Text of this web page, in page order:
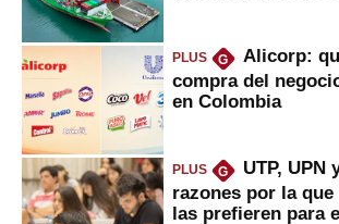
PLUS G
Alicorp:
compra del
en Colombia
PLUS G
UTP, UPN
razones por la
las prefieren para